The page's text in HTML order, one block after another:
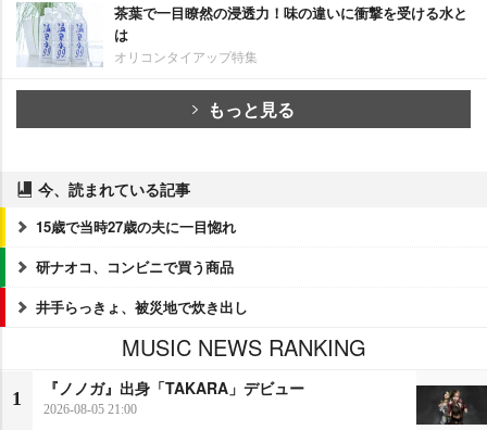
茶葉で一目瞭然の浸透力！味の違いに衝撃を受ける水と
は
オリコンタイアップ特集
もっと見る
今、読まれている記事
15歳で当時27歳の夫に一目惚れ
研ナオコ、コンビニで買う商品
井手らっきょ、被災地で炊き出し
MUSIC NEWS RANKING
1
『ノノガ』出身「TAKARA」デビュー
2026-08-05 21:00